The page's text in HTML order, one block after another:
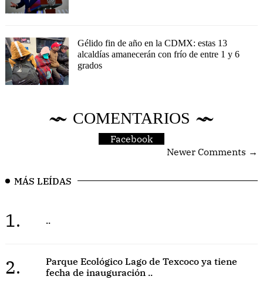
Gélido fin de año en la CDMX: estas 13
alcaldías amanecerán con frío de entre 1 y 6
grados
COMENTARIOS
Facebook
Newer Comments →
MÁS LEÍDAS
1. ..
2.
Parque Ecológico Lago de Texcoco ya tiene
fecha de inauguración ..